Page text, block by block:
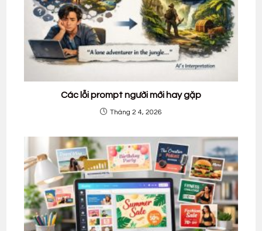
Các lỗi prompt người mới hay gặp
Tháng 2 4, 2026